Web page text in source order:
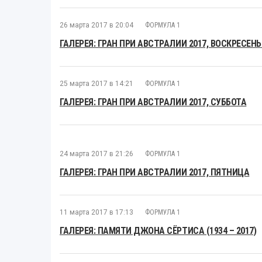
26 марта 2017 в 20:04 ФОРМУЛА 1
ГАЛЕРЕЯ: ГРАН ПРИ АВСТРАЛИИ 2017,
25 марта 2017 в 14:21 ФОРМУЛА 1
ГАЛЕРЕЯ: ГРАН ПРИ АВСТРАЛИИ 2017, СУББОТА
24 марта 2017 в 21:26 ФОРМУЛА 1
ГАЛЕРЕЯ: ГРАН ПРИ АВСТРАЛИИ 2017, ПЯТНИЦА
11 марта 2017 в 17:13 ФОРМУЛА 1
ГАЛЕРЕЯ: ПАМЯТИ ДЖОНА СЁРТИСА (1934 – 2017)